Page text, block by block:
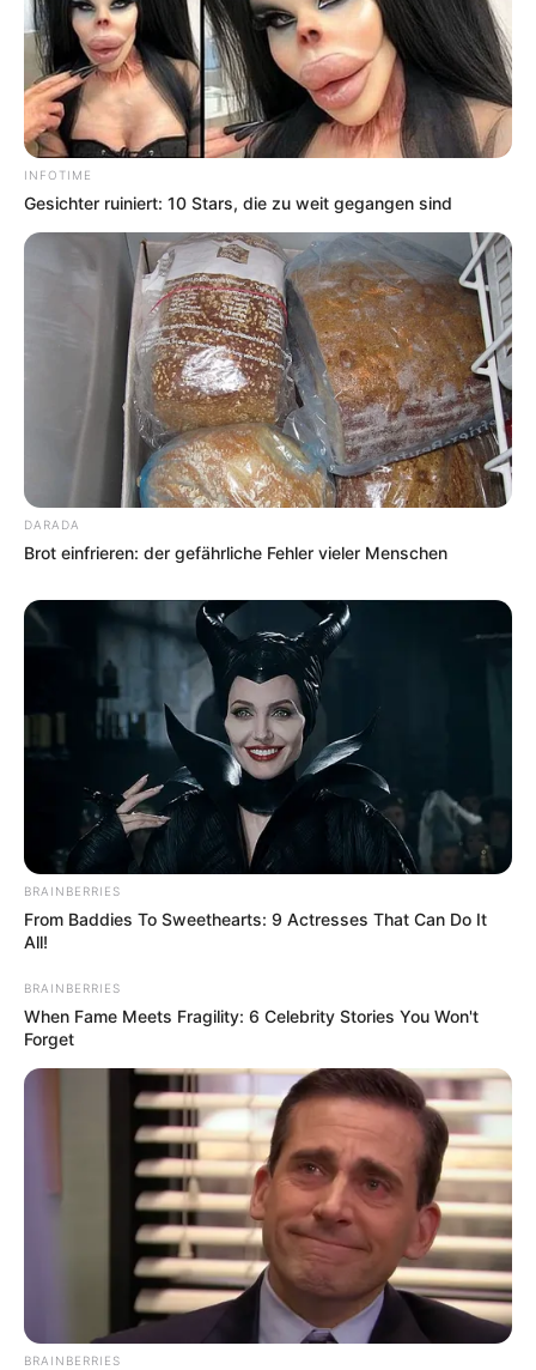
INFOTIME
Gesichter ruiniert: 10 Stars, die zu weit gegangen sind
DARADA
Brot einfrieren: der gefährliche Fehler vieler Menschen
BRAINBERRIES
From Baddies To Sweethearts: 9 Actresses That Can Do It
All!
BRAINBERRIES
When Fame Meets Fragility: 6 Celebrity Stories You Won't
Forget
BRAINBERRIES